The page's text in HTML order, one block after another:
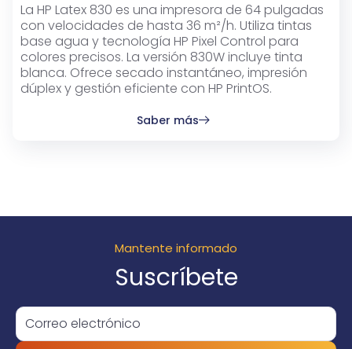
La HP Latex 830 es una impresora de 64 pulgadas
con velocidades de hasta 36 m²/h. Utiliza tintas
base agua y tecnología HP Pixel Control para
colores precisos. La versión 830W incluye tinta
blanca. Ofrece secado instantáneo, impresión
dúplex y gestión eficiente con HP PrintOS.
Saber más
Mantente informado
Suscríbete